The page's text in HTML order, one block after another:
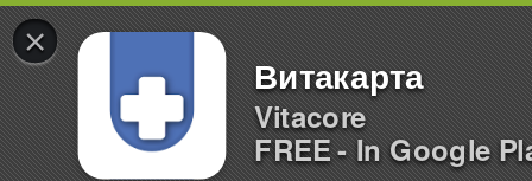
×
Витакарта
Vitacore
FREE - In Google